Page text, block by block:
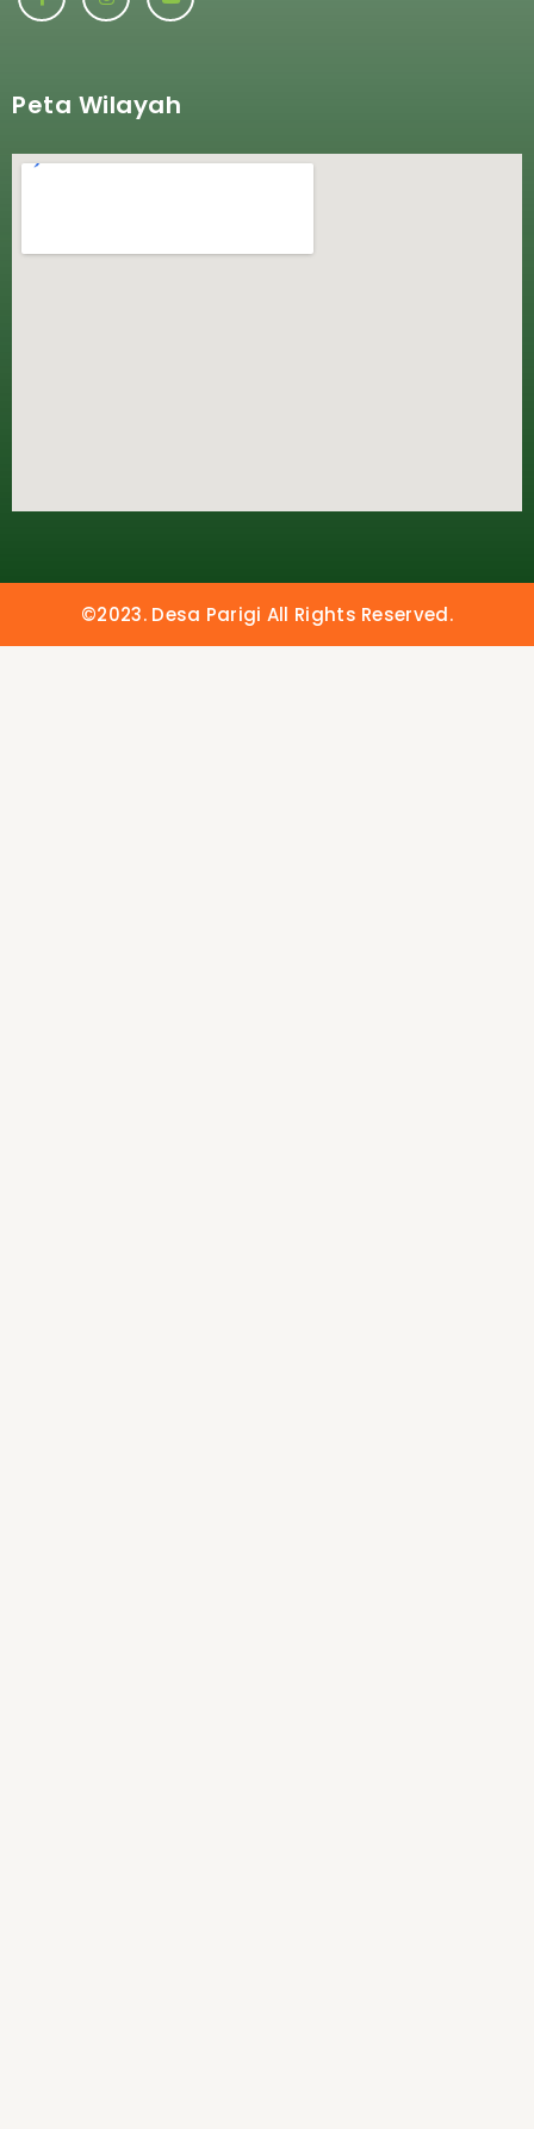
Peta Wilayah
©2023. Desa Parigi All Rights Reserved.